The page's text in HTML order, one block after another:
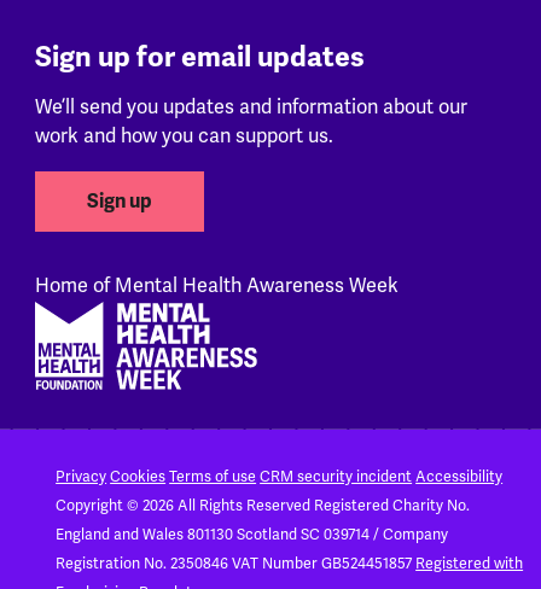
Sign up for email updates
We’ll send you updates and information about our
work and how you can support us.
Sign up
Home of Mental Health Awareness Week
PrivacyCookiesTerms of use CRM security incidentAccessibility
Copyright © 2026 All Rights Reserved Registered Charity No.
England and Wales 801130Scotland SC 039714 / Company
Registration No. 2350846VAT Number GB524451857 Registered with